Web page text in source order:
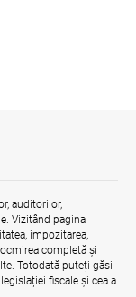
auditorilor,
Vizitând pagina
impozitarea,
completă și
Totodată puteți găsi
fiscale și cea a